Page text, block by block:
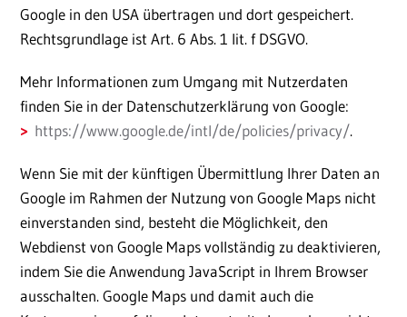
Google in den USA übertragen und dort gespeichert.
Rechtsgrundlage ist Art. 6 Abs. 1 lit. f DSGVO.
Mehr Informationen zum Umgang mit Nutzerdaten
finden Sie in der Datenschutzerklärung von Google:
https://www.google.de/intl/de/policies/privacy/.
Wenn Sie mit der künftigen Übermittlung Ihrer Daten an
Google im Rahmen der Nutzung von Google Maps nicht
einverstanden sind, besteht die Möglichkeit, den
Webdienst von Google Maps vollständig zu deaktivieren,
indem Sie die Anwendung JavaScript in Ihrem Browser
ausschalten. Google Maps und damit auch die